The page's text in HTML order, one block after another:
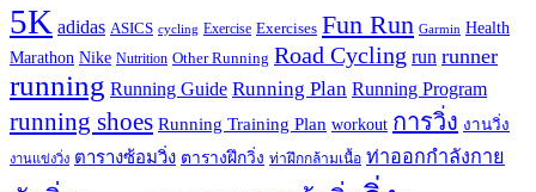
5K adidas ASICS cycling Exercise Exercises Fun Run Garmin Health
Marathon Nike Nutrition Other Running Road Cycling run runner
running Running Guide Running Plan Running Program
running shoes Running Training Plan workout การวิ่ง งานวิ่ง
งานแข่งวิ่ง ตารางซ้อมวิ่ง ตารางฝึกวิ่ง ท่าฝึกกล้ามเนื้อ ท่าออกกำลังกาย